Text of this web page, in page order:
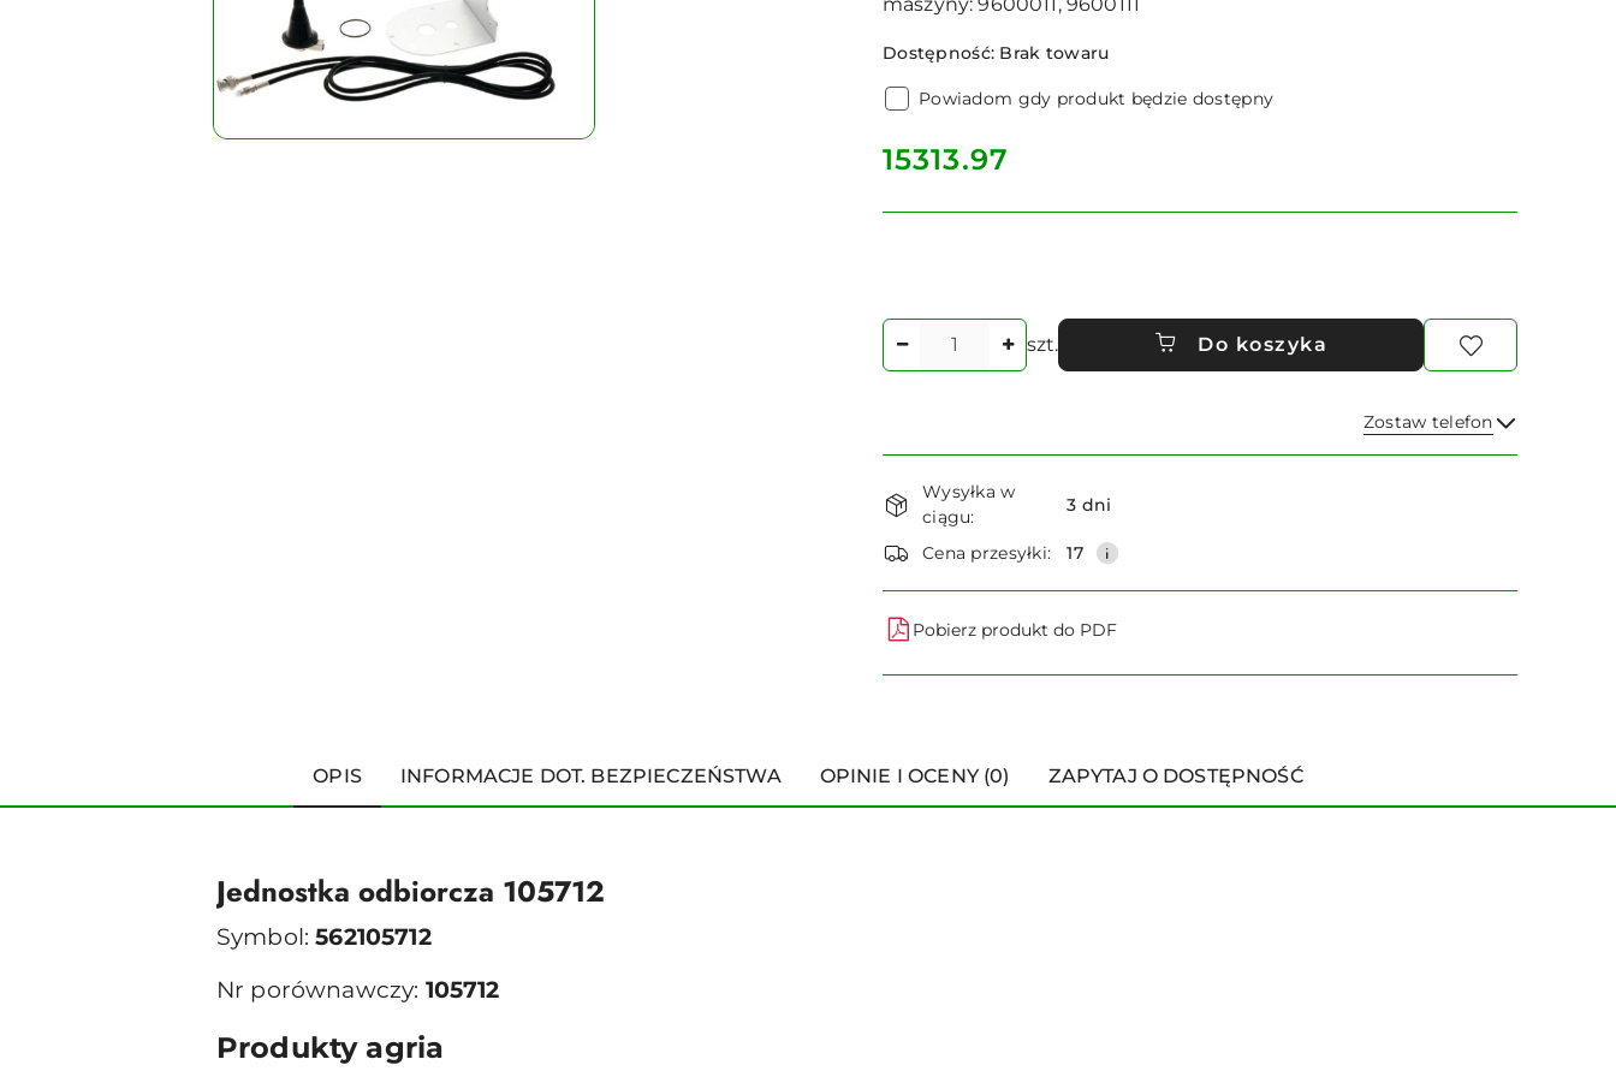
Dostępność: Brak towaru
Powiadom gdy produkt będzie dostępny
cena:
15313.97
Ilość
szt. Do koszyka
Zostaw telefon
Wyślij
Dostępność
i
dostawa
Wysyłka w
ciągu:
3 dni
Cena przesyłki: 17
Pobierz produkt do PDF
OPIS INFORMACJE DOT. BEZPIECZEŃSTWA OPINIE I OCENY (0) ZAPYTAJ O DOSTĘPNOŚĆ
Jednostka odbiorcza 105712
Symbol:562105712
Nr porównawczy: 105712
Produkty agria